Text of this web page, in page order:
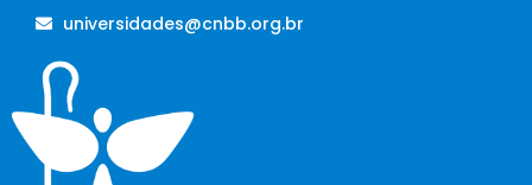
universidades@cnbb.org.br